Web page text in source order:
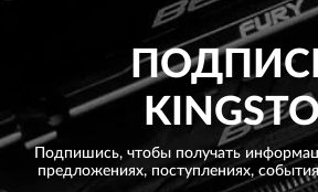
Подпишись, чтобы получать
предложениях, поступлениях,